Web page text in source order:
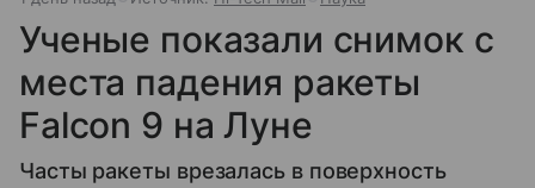
Ученые показали снимок с
места падения ракеты
Falcon 9 на Луне
Часты ракеты врезалась в поверхность